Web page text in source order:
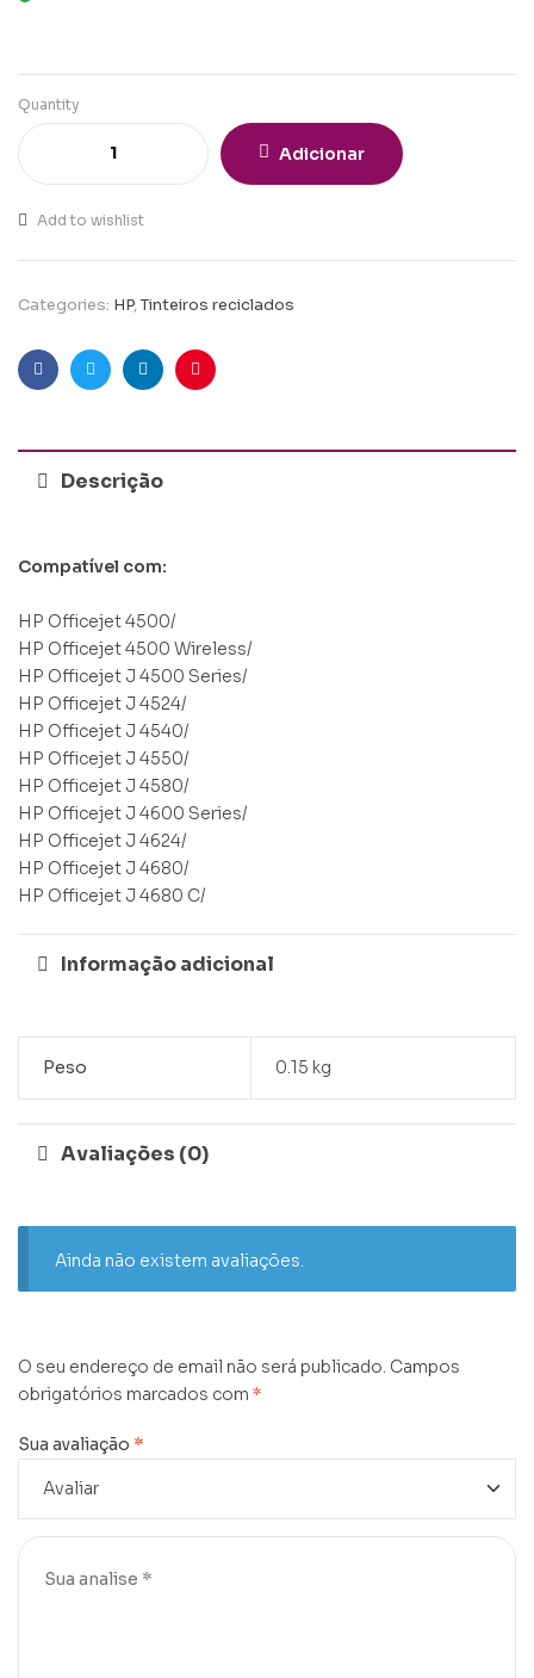
Quantity
Adicionar
Add to wishlist
Categories: HP,Tinteiros reciclados
FacebookTwitterLinkedinPinterest
Descrição
Compatível com:
HP Officejet 4500/
HP Officejet 4500 Wireless/
HP Officejet J 4500 Series/
HP Officejet J 4524/
HP Officejet J 4540/
HP Officejet J 4550/
HP Officejet J 4580/
HP Officejet J 4600 Series/
HP Officejet J 4624/
HP Officejet J 4680/
HP Officejet J 4680 C/
Informação adicional
Peso 0.15 kg
Avaliações (0)
Ainda não existem avaliações.
O seu endereço de email não será publicado. Campos
obrigatórios marcados com *
Sua avaliação *